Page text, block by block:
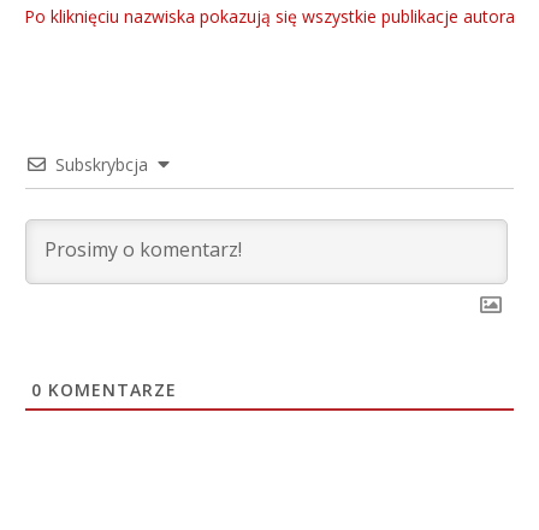
Po kliknięciu nazwiska pokazują się wszystkie publikacje autora
Subskrybcja
0 KOMENTARZE